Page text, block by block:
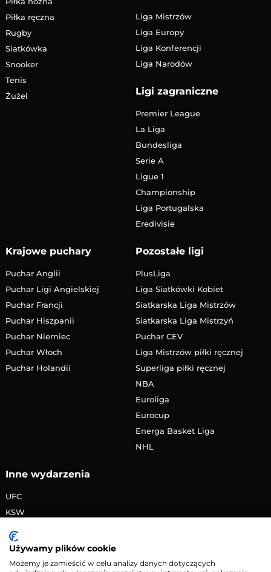
Piłka ręczna
Rugby
Siatkówka
Snooker
Tenis
Żużel
Liga Mistrzów
Liga Europy
Liga Konferencji
Liga Narodów
Ligi zagraniczne
Premier League
La Liga
Bundesliga
Serie A
Ligue 1
Championship
Liga Portugalska
Eredivisie
Krajowe puchary
Puchar Anglii
Puchar Ligi Angielskiej
Puchar Francji
Puchar Hiszpanii
Puchar Niemiec
Puchar Włoch
Puchar Holandii
Pozostałe ligi
PlusLiga
Liga Siatkówki Kobiet
Siatkarska Liga Mistrzów
Siatkarska Liga Mistrzyń
Puchar CEV
Liga Mistrzów piłki ręcznej
Superliga piłki ręcznej
NBA
Euroliga
Eurocup
Energa Basket Liga
NHL
Inne wydarzenia
UFC
KSW
PRIME MMA
Żużlowa Ekstraliga
Używamy plików cookie
Możemy je zamieścić w celu analizy danych dotyczących